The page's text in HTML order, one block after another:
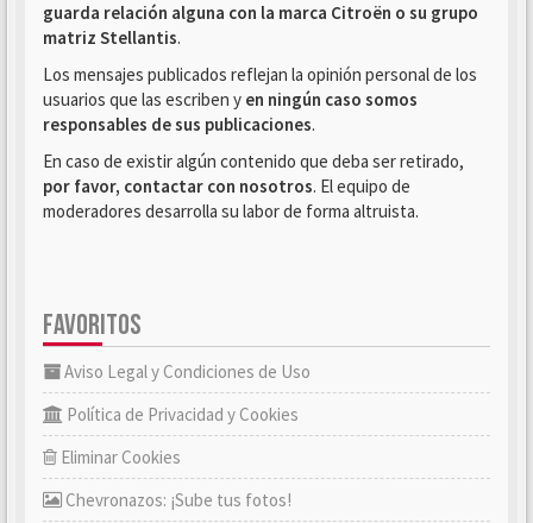
guarda relación alguna con la marca Citroën o su grupo
matriz Stellantis.
Los mensajes publicados reflejan la opinión personal de los
usuarios que las escriben y en ningún caso somos
responsables de sus publicaciones.
En caso de existir algún contenido que deba ser retirado,
por favor, contactar con nosotros. El equipo de
moderadores desarrolla su labor de forma altruista.
FAVORITOS
Aviso Legal y Condiciones de Uso
Política de Privacidad y Cookies
Eliminar Cookies
Chevronazos: ¡Sube tus fotos!